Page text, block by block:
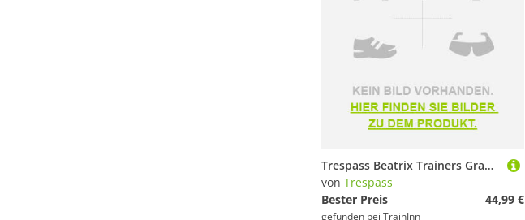
Trespass Beatrix Trainers Grau EU 39 Frau
von Trespass
Bester Preis
44,99 €
gefunden bei TrainInn